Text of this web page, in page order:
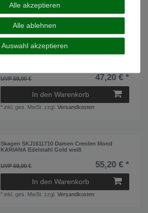
Artikel anzeigen
*inkl. ges. MwSt.zzgl.Versandkosten
Skagen SKJ1591998 Damen Armband KARIANA
UVP 59,00 € 47,20 € *
In den Warenkorb
* inkl. ges. MwSt. zzgl.Versandkosten
Skagen SKJ1611710 Damen Creolen Mond
KARIANA Edelstahl Gold weiß
UVP 69,00 € 55,20 € *
In den Warenkorb
* inkl. ges. MwSt. zzgl.Versandkosten
Alle akzeptieren
Alle ablehnen
Auswahl akzeptieren